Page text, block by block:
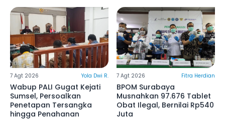
7 Agt 2026 Yola Dwi R.
Wabup PALI Gugat Kejati
Sumsel, Persoalkan
Penetapan Tersangka
hingga Penahanan
7 Agt 2026 Fitra Herdian
BPOM Surabaya
Musnahkan 97.676 Tablet
Obat Ilegal, Bernilai Rp540
Juta